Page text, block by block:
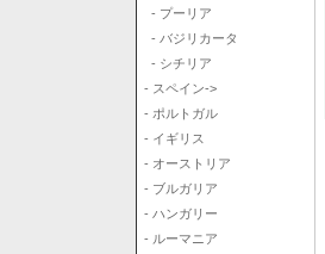
- プーリア
- バジリカータ
- シチリア
- スペイン->
- ポルトガル
- イギリス
- オーストリア
- ブルガリア
- ハンガリー
- ルーマニア